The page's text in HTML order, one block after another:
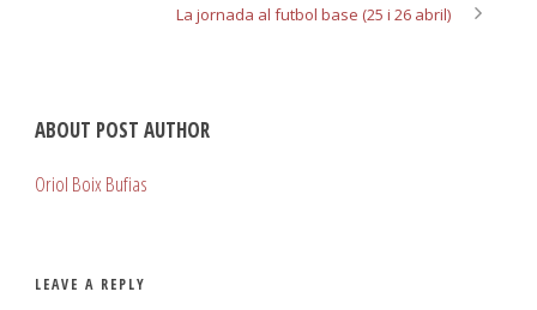
La jornada al futbol base (25 i 26 abril)
ABOUT POST AUTHOR
Oriol Boix Bufias
LEAVE A REPLY